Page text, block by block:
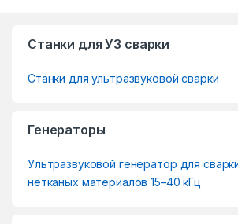
Станки для УЗ сварки
Станки для ультразвуковой сварки
Генераторы
Ультразвуковой генератор для
нетканых материалов 15–40 кГц